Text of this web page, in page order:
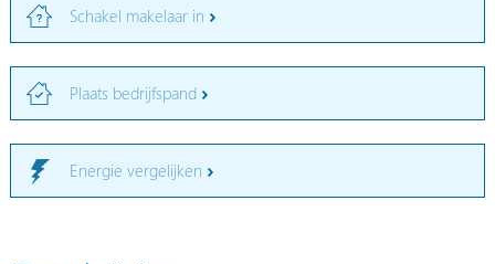
Schakel makelaar in
Plaats bedrijfspand
Energie vergelijken